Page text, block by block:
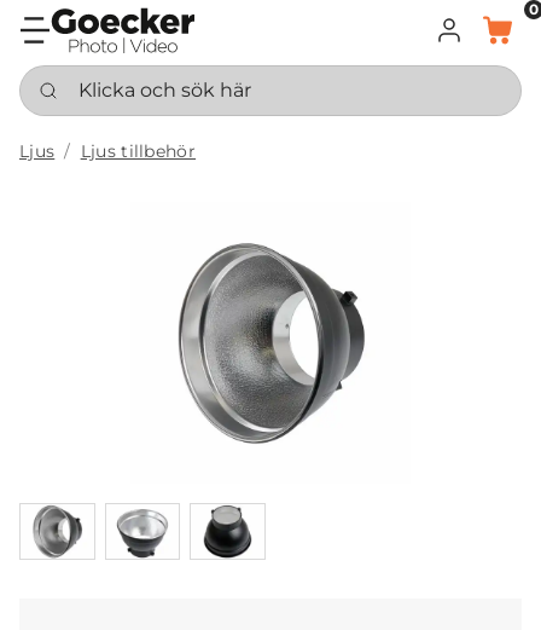
LOGGA IN
KORG
0
Klicka och sök här
Ljus Ljus tillbehör